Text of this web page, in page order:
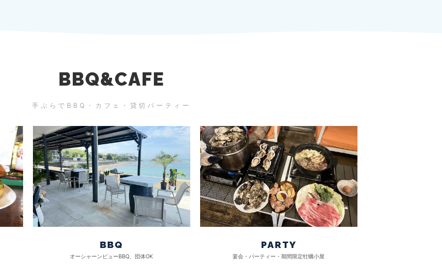
BBQ&CAFE
手ぶらでBBQ・カフェ・貸切パーティー
BBQ
オーシャーンビューBBQ、団体OK
PARTY
宴会・パーティー・期間限定牡蠣小屋